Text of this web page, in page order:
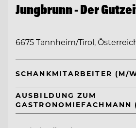
Jungbrunn - Der
6675 Tannheim/Tirol,
SCHANKMITARBEITER (M/
AUSBILDUNG ZUM
GASTRONOMIEFACHMANN